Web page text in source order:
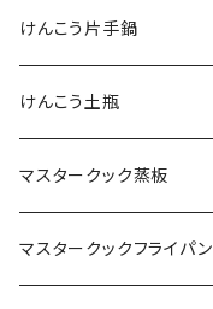
けんこう片手鍋
けんこう土瓶
マスタークック蒸板
マスタークックフライパン